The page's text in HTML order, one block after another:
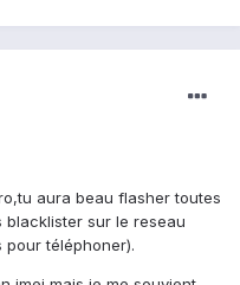
aura beau flasher toutes
blacklister sur le reseau
téléphoner).